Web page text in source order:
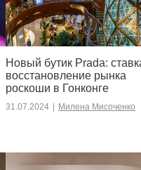
Новый бутик Prada:
восстановление рынка
роскоши в Гонконге
31.07.2024 | Милена Мисоченко